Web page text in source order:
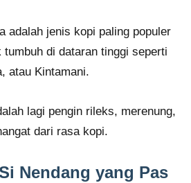
adalah jenis kopi paling populer
tumbuh di dataran tinggi seperti
atau Kintamani.
lagi pengin rileks, merenung,
dari rasa kopi.
Nendang yang Pas